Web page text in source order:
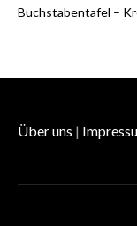
Buchstabentafel –
Über uns |